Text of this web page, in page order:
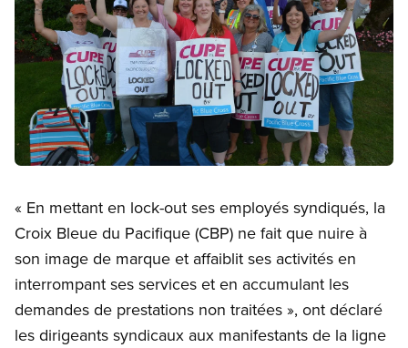
« En mettant en lock-out ses employés syndiqués, la
Croix Bleue du Pacifique (CBP) ne fait que nuire à
son image de marque et affaiblit ses activités en
interrompant ses services et en accumulant les
demandes de prestations non traitées », ont déclaré
les dirigeants syndicaux aux manifestants de la ligne